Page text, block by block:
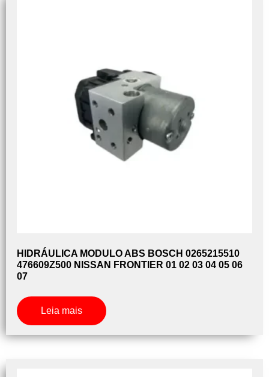
HIDRÁULICA MODULO ABS BOSCH 0265215510
476609Z500 NISSAN FRONTIER 01 02 03 04 05 06
07
Leia mais